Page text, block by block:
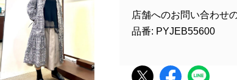
店舗へのお問い合わせ
品番: PYJEB55600